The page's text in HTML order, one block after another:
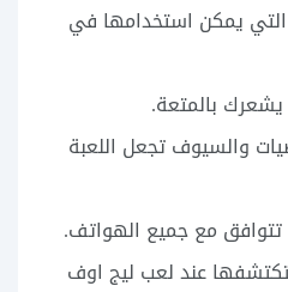
يمكن استخدامها في
بالمتعة.
والسيوف تجعل اللعبة
مع جميع الهواتف.
عند لعب ليج اوف